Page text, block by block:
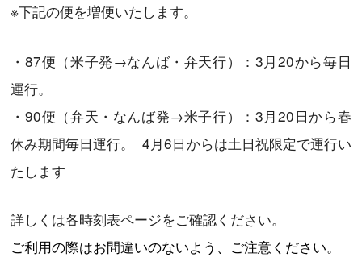
※下記の便を増便いたします。
・87便（米子発→なんば・弁天行）：3月20から毎日
運行。
・90便（弁天・なんば発→米子行）：3月20日から春
休み期間毎日運行。 4月6日からは土日祝限定で運行い
たします
詳しくは各時刻表ページをご確認ください。
ご利用の際はお間違いのないよう、ご注意ください。